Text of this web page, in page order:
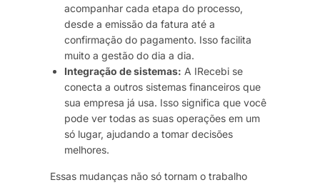
acompanhar cada etapa do processo,
desde a emissão da fatura até a
confirmação do pagamento. Isso facilita
muito a gestão do dia a dia.
Integração de sistemas: A IRecebi se
conecta a outros sistemas financeiros que
sua empresa já usa. Isso significa que você
pode ver todas as suas operações em um
só lugar, ajudando a tomar decisões
melhores.
Essas mudanças não só tornam o trabalho